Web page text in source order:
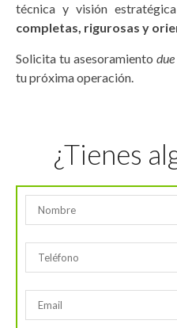
técnica y visión
completas, rigurosas y
Solicita tu asesoramiento
tu próxima operación.
¿Tienes